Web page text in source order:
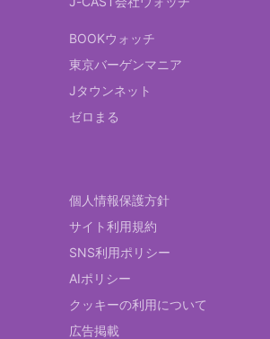
BOOKウォッチ
東京バーゲンマニア
Jタウンネット
ゼロまる
個人情報保護方針
サイト利用規約
SNS利用ポリシー
AIポリシー
クッキーの利用について
広告掲載